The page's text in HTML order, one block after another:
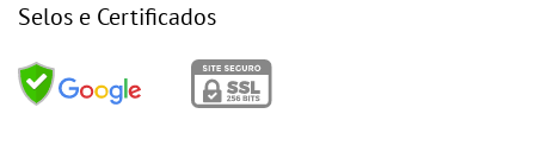
Selos e Certificados